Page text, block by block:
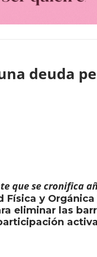
deuda
que se cronifica
y Orgánica
eliminar las